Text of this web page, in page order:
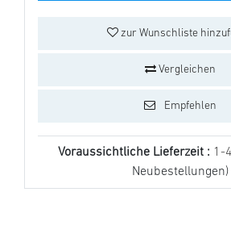
zur Wunschliste
Vergleichen
Empfehlen
Voraussichtliche Lieferzeit : 1-
Neubestellungen)